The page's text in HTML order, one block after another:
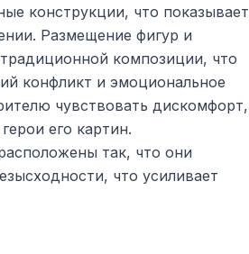
конструкции, что показывает
Размещение фигур и
композиции, что
конфликт и эмоциональное
чувствовать дискомфорт,
его картин.
так, что они
что усиливает